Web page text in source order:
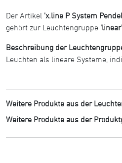
Der Artikel 'x.line P System
gehört zur Leuchtengruppe 'linear'
Beschreibung der
Leuchten als lineare Systeme,
Weitere Produkte aus der
Weitere Produkte aus der